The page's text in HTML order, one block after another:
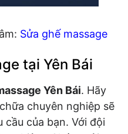
Sửa ghế massage
tại Yên Bái
Yên Bái. Hãy
chuyên nghiệp sẽ
của bạn. Với đội